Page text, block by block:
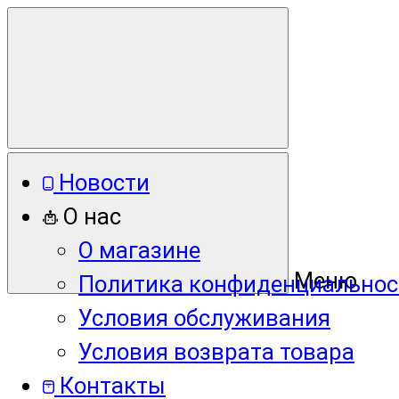
Меню
Новости
О нас
О магазине
Политика
Условия обслуживания
Условия возврата товара
Контакты